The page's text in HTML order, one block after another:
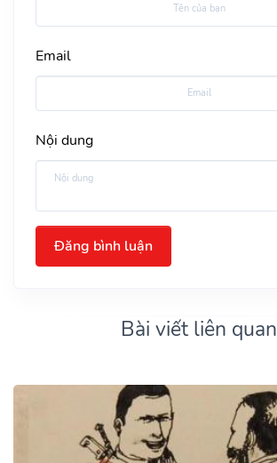
Email
Nội dung
Đăng bình luận
Bài viết liên quan